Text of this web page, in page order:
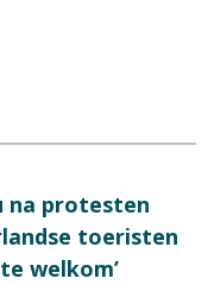
na protesten
toeristen
welkom’